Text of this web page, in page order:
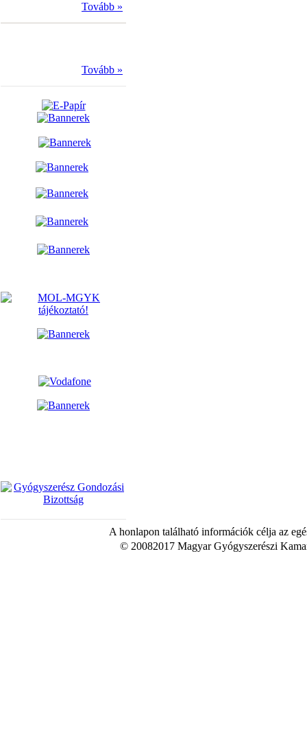
Tovább »
Tovább »
A honlapon található információk célja az
© 20082017 Magyar Gyógyszerészi